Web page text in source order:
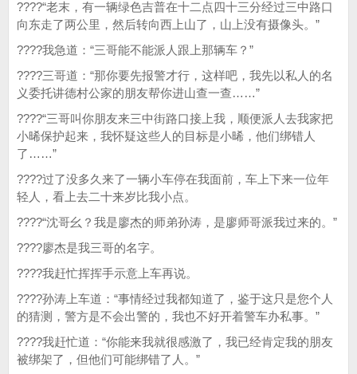
????“老末，有一辆绿色吉普在十二点四十三分经过三中路口
向东走了两公里，然后转向西上山了，山上没有摄像头。”
????我急道：“三哥能不能派人跟上那辆车？”
????三哥道：“那你要先报警才行，这样吧，我先以私人的名
义委托讲德村公家的朋友帮你进山查一查……”
????“三哥叫你朋友来三中街路口接上我，顺便派人去我家把
小晞保护起来，我怀疑这些人的目标是小晞，他们绑错人
了……”
????过了没多久来了一辆小车停在我面前，车上下来一位年
轻人，看上去二十来岁比我小点。
????“沈哥幺？我是廖杰的师弟孙涛，是廖师哥派我过来的。”
????廖杰是我三哥的名字。
????我赶忙挥挥手示意上车再说。
????孙涛上车道：“事情经过我都知道了，鉴于这只是您个人
的猜测，警方是不会出警的，我也不好开着警车办私事。”
????我赶忙道：“你能来我就很感激了，我已经肯定我的朋友
被绑架了，但他们可能绑错了人。”